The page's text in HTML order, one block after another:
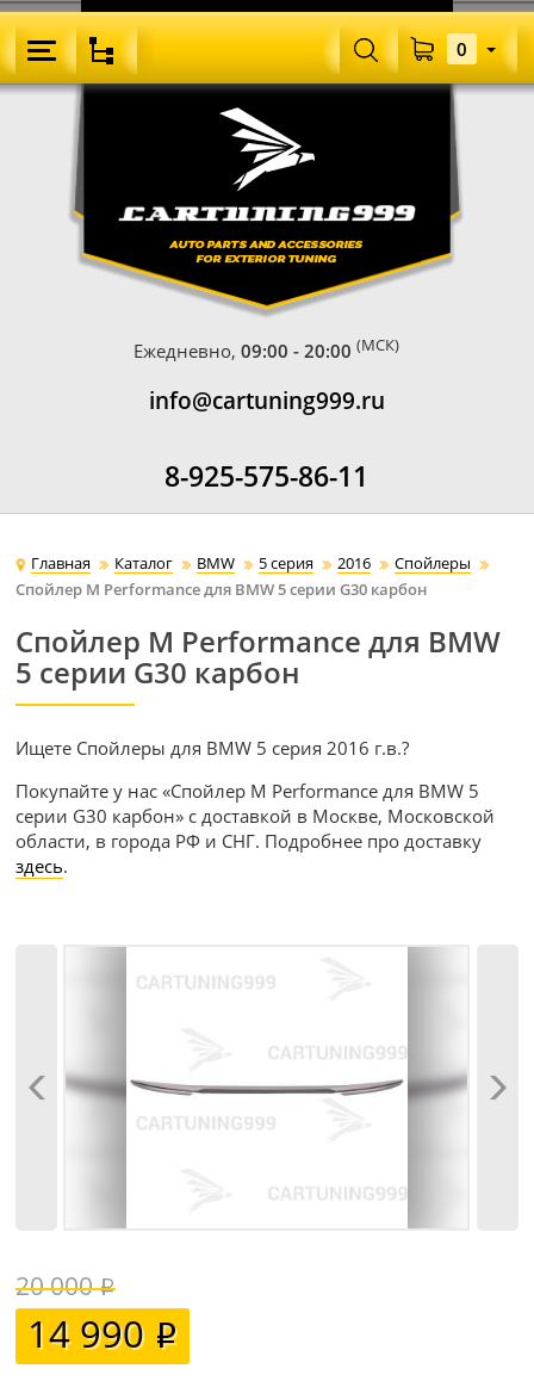
Ежедневно,09:00 - 20:00 (МСК)
info@cartuning999.ru
8-925-575-86-11
0
Главная Каталог BMW 5 серия 2016
Спойлеры
Спойлер M Performance для BMW 5 серии G30 карбон
Спойлер M Performance для BMW
5 серии G30 карбон
Ищете Спойлеры для BMW 5 серия 2016 г.в.?
Покупайте у нас «Спойлер M Performance для BMW 5
серии G30 карбон» с доставкой в Москве, Московской
области, в города РФ и СНГ. Подробнее про доставку
здесь.
20 000
14 990